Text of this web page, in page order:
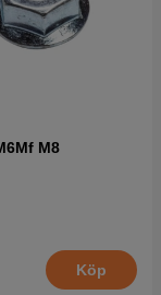
M8
Köp